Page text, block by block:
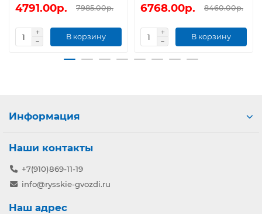
4791.00р. 7985.00р.
В корзину
6768.00р. 8460.00р.
В корзину
Информация
Наши контакты
+7(910)869-11-19
info@rysskie-gvozdi.ru
Наш адрес